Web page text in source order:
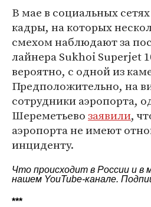
В мае в социальных
кадры, на которых
смехом наблюдают за
лайнера Sukhoi Superjet
вероятно, с одной из
Предположительно, на
сотрудники аэропорта,
Шереметьевозаявили,
аэропорта не имеют
инциденту.
Что происходит в России и в
нашем YouTube-канале.
***